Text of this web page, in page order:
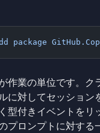
package
作業の単位です。ク
に対してセッション
型付きイベントをリ
プロンプトに対する